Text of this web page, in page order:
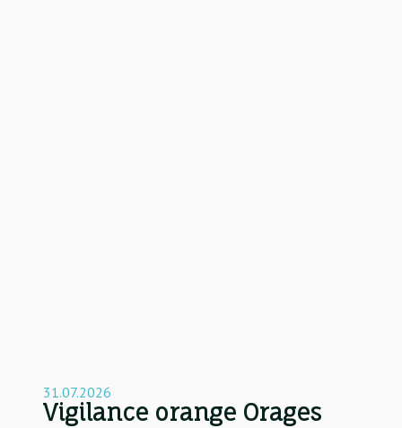
31.07.2026
Vigilance orange Orages